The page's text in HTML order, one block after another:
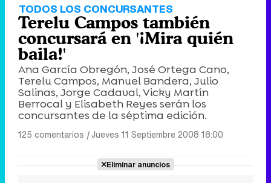
TODOS LOS CONCURSANTES
Terelu Campos también
concursará en '¡Mira quién
baila!'
Ana García Obregón, José Ortega Cano,
Terelu Campos, Manuel Bandera, Julio
Salinas, Jorge Cadaval, Vicky Martín
Berrocal y Elisabeth Reyes serán los
concursantes de la séptima edición.
125 comentarios |Jueves 11 Septiembre 2008 18:00
Eliminar anuncios